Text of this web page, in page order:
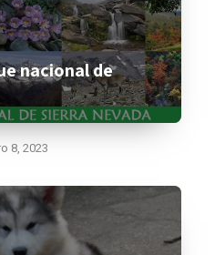
nacional de
8, 2023